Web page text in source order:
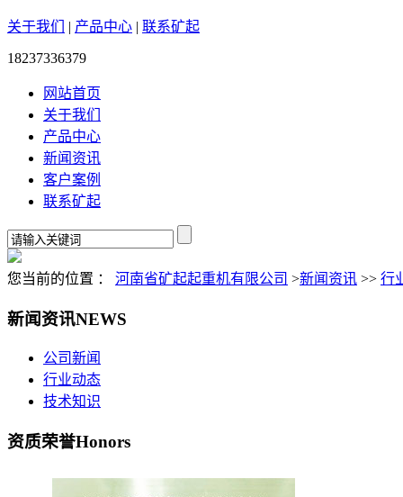
关于我们 | 产品中心 | 联系矿起
18237336379
网站首页
关于我们
产品中心
新闻资讯
客户案例
联系矿起
您当前的位置 ： 河南省矿起起重机有限公司 >新闻资讯 >> 行
新闻资讯NEWS
公司新闻
行业动态
技术知识
资质荣誉Honors